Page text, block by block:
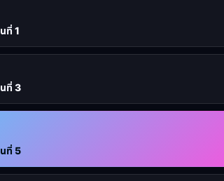
ที่ 1
ที่ 3
ที่ 5